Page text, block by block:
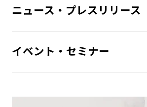
ニュース・プレスリリース
イベント・セミナー